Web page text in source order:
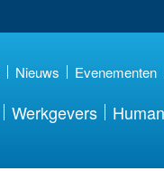
Nieuws Evenementen
Werkgevers